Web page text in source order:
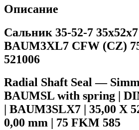
Описание
Сальник 35-52-7
BAUM3XL7 CFW (CZ)
521006
Radial Shaft Seal —
BAUMSL with spring |
| BAUM3SLX7 | 35,00 X
0,00 mm | 75 FKM 585